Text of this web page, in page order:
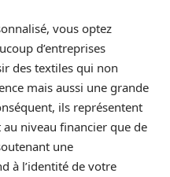
vous optez
d’entreprises
des textiles qui non
mais aussi une grande
ils représentent
niveau financier que de
une
à l’identité de votre